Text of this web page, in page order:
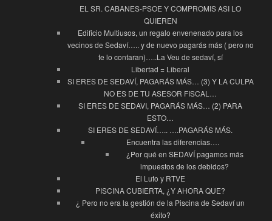
EL SR. CABANES-PSOE Y COMPROMIS ASI LO
QUIEREN
Edificio Multiusos, un regalo envenenado para los
vecinos de Sedaví….. y de nuevo pagarás más ( pero no
te lo contaran)…..La Veu de sedaví, sí
Libertad = Liberal
SI ERES DE SEDAVÍ, PAGARÁS MÁS… (3) Y LA CULPA
NO ES DE TU ASESOR FISCAL…
SI ERES DE SEDAVI, PAGARÁS MÁS… (2) PARA
ESTO…
SI ERES DE SEDAVÍ….. ….PAGARÁS MÁS.
Encuentra las diferencias….
¿Por qué en SEDAVÍ pagamos más
impuestos de los debidos?
El Luto y RTVE
PISCINA CUBIERTA, ¿Y AHORA QUE?
¿ Pero no era la gestión de la Piscina de Sedaví un
éxito?